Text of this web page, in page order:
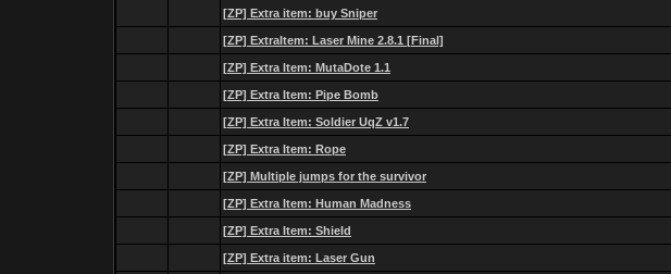
[ZP] Extra item: buy Sniper
[ZP] ExtraItem: Laser Mine 2.8.1 [Final]
[ZP] Extra Item: MutaDote 1.1
[ZP] Extra Item: Pipe Bomb
[ZP] Extra Item: Soldier UqZ v1.7
[ZP] Extra Item: Rope
[ZP] Multiple jumps for the survivor
[ZP] Extra Item: Human Madness
[ZP] Extra Item: Shield
[ZP] Extra item: Laser Gun